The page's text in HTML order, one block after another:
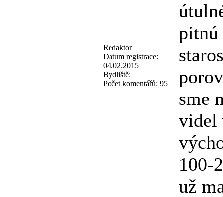
Redaktor
Datum registrace:
04.02.2015
Bydliště:
Počet komentářů: 95
pitnú
sme
videl
100-
už